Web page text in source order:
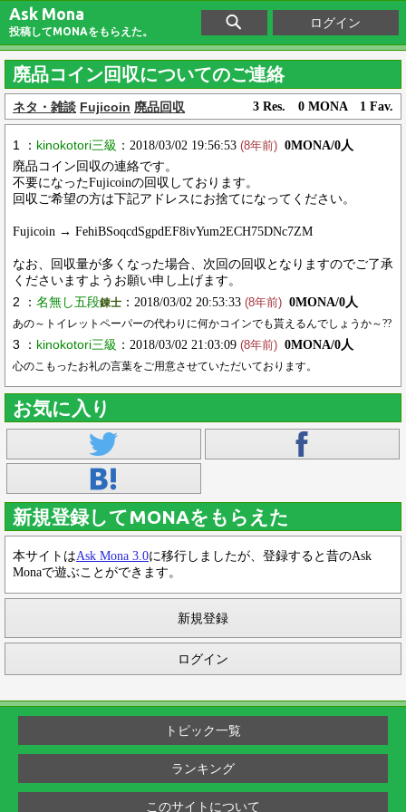
Ask Mona
投稿してMONAをもらえた。
ログイン
廃品コイン回収についてのご連絡
ネタ・雑談 Fujicoin 廃品回収 3 Res. 0 MONA 1 Fav.
1 ： kinokotori三級 ：2018/03/02 19:56:53 (8年前) 0MONA/0人
廃品コイン回収の連絡です。
不要になったFujicoinの回収しております。
回収ご希望の方は下記アドレスにお捨てになってください。
Fujicoin → FehiBSoqcdSgpdEF8ivYum2ECH75DNc7ZM
なお、回収量が多くなった場合、次回の回収となりますのでご了承
くださいますようお願い申し上げます。
2 ： 名無し五段錬士 ：2018/03/02 20:53:33 (8年前) 0MONA/0人
あの～トイレットペーパーの代わりに何かコインでも貰えるんでしょうか～??
3 ： kinokotori三級 ：2018/03/02 21:03:09 (8年前) 0MONA/0人
心のこもったお礼の言葉をご用意させていただいております。
お気に入り
新規登録してMONAをもらえた
本サイトはAsk Mona 3.0に移行しましたが、登録すると昔のAsk
Monaで遊ぶことができます。
新規登録
ログイン
トピック一覧
ランキング
このサイトについて